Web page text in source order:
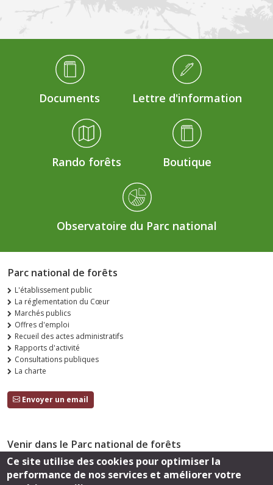
Médiathèque Footer
Documents Lettre d'information
Rando forêts Boutique
Observatoire du Parc national
Parc national de forêts
L'établissement public
La réglementation du Cœur
Marchés publics
Offres d'emploi
Recueil des actes administratifs
Rapports d'activité
Consultations publiques
La charte
Envoyer un email
Venir dans le Parc national de forêts
Accès
Ce site utilise des cookies pour optimiser la
performance de nos services et améliorer votre